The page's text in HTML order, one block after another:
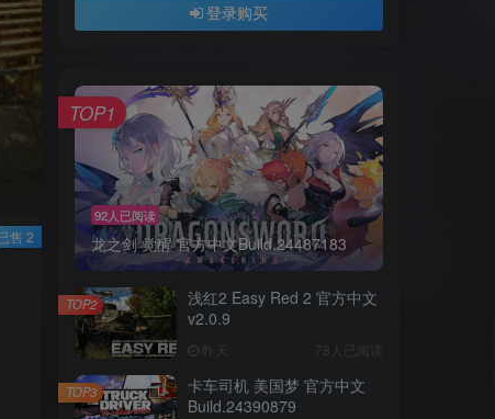
售 2
登录购买
92人已阅读
龙之剑 觉醒 官方中文Build.24487183
TOP1
浅红2 Easy Red 2 官方中文
v2.0.9
昨天 78人已阅读
TOP2
卡车司机 美国梦 官方中文
Build.24390879
TOP3